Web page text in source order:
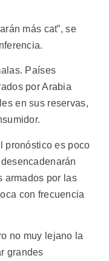
más cat”, se
Países
por Arabia
en sus reservas,
pronóstico es poco
armados por las
con frecuencia
no muy lejano la
grandes